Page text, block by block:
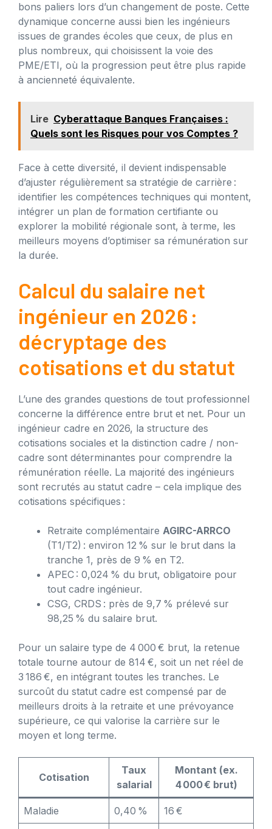
bons paliers lors d’un changement de poste. Cette
dynamique concerne aussi bien les ingénieurs
issues de grandes écoles que ceux, de plus en
plus nombreux, qui choisissent la voie des
PME/ETI, où la progression peut être plus rapide
à ancienneté équivalente.
Lire Cyberattaque Banques Françaises :
Quels sont les Risques pour vos Comptes ?
Face à cette diversité, il devient indispensable
d’ajuster régulièrement sa stratégie de carrière :
identifier les compétences techniques qui montent,
intégrer un plan de formation certifiante ou
explorer la mobilité régionale sont, à terme, les
meilleurs moyens d’optimiser sa rémunération sur
la durée.
Calcul du salaire net
ingénieur en 2026 :
décryptage des
cotisations et du statut
L’une des grandes questions de tout professionnel
concerne la différence entre brut et net. Pour un
ingénieur cadre en 2026, la structure des
cotisations sociales et la distinction cadre / non-
cadre sont déterminantes pour comprendre la
rémunération réelle. La majorité des ingénieurs
sont recrutés au statut cadre – cela implique des
cotisations spécifiques :
Retraite complémentaire AGIRC-ARRCO
(T1/T2) : environ 12 % sur le brut dans la
tranche 1, près de 9 % en T2.
APEC : 0,024 % du brut, obligatoire pour
tout cadre ingénieur.
CSG, CRDS : près de 9,7 % prélevé sur
98,25 % du salaire brut.
Pour un salaire type de 4 000 € brut, la retenue
totale tourne autour de 814 €, soit un net réel de
3 186 €, en intégrant toutes les tranches. Le
surcoût du statut cadre est compensé par de
meilleurs droits à la retraite et une prévoyance
supérieure, ce qui valorise la carrière sur le
moyen et long terme.
Cotisation
Taux
salarial
Montant (ex.
4 000 € brut)
Maladie 0,40 % 16 €